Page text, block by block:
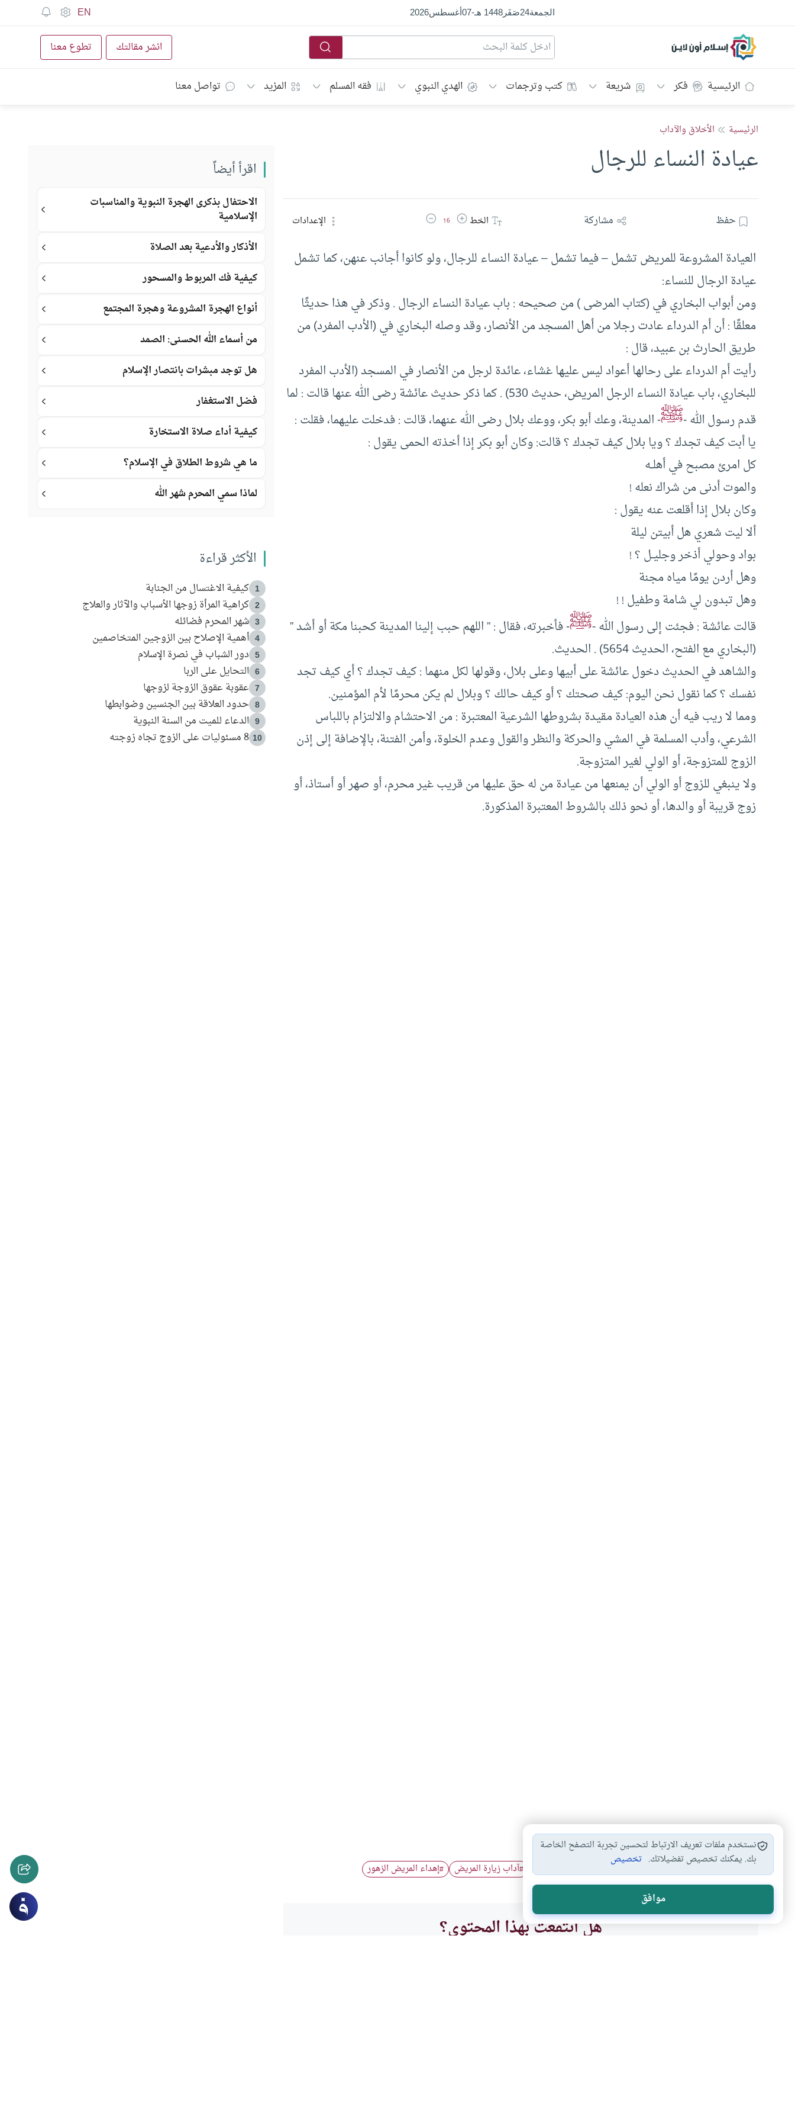
الجمعة24صَفَر1448 هـ -
07أغسطس2026
EN
إسلام أون لاين انشر مقالتك تطوع معنا
الرئيسية فكر شريعة كتب وترجمات الهدي النبوي فقه المسلم المزيد تواصل معنا
الرئيسية الأخلاق والآداب
عيادة النساء للرجال
حفظ مشاركة الخطزيادة حجم الخط
16 تقليل حجم الخط الإعدادات
العيادة المشروعة للمريض تشمل – فيما تشمل – عيادة النساء للرجال، ولو كانوا أجانب عنهن، كما تشمل
عيادة الرجال للنساء:
ومن أبواب البخاري في (كتاب المرضى ) من صحيحه : باب عيادة النساء الرجال . وذكر في هذا حديثًا
معلقًا : أن أم الدرداء عادت رجلا من أهل المسجد من الأنصار، وقد وصله البخاري في (الأدب المفرد) من
طريق الحارث بن عبيد، قال :
رأيت أم الدرداء على رحالها أعواد ليس عليها غشاء، عائدة لرجل من الأنصار في المسجد (الأدب المفرد
للبخاري، باب عيادة النساء الرجل المريض، حديث 530) . كما ذكر حديث عائشة رضى الله عنها قالت : لما
قدم رسول الله -ﷺ- المدينة، وعك أبو بكر، ووعك بلال رضى الله عنهما، قالت : فدخلت عليهما، فقلت :
يا أبت كيف تجدك ؟ ويا بلال كيف تجدك ؟ قالت: وكان أبو بكر إذا أخذته الحمى يقول :
كل امرئ مصبح في أهلــه
والموت أدنى من شراك نعله !
وكان بلال إذا أقلعت عنه يقول :
ألا ليت شعري هل أبيتن ليلة
بواد وحولي أذخر وجليــل ؟ !
وهل أردن يومًا مياه مجنة
وهل تبدون لي شامة وطفيل ! !
قالت عائشة : فجئت إلى رسول الله -ﷺ- فأخبرته، فقال : ” اللهم حبب إلينا المدينة كحبنا مكة أو أشد ”
(البخاري مع الفتح، الحديث 5654) . الحديث.
والشاهد في الحديث دخول عائشة على أبيها وعلى بلال، وقولها لكل منهما : كيف تجدك ؟ أي كيف تجد
نفسك ؟ كما نقول نحن اليوم: كيف صحتك ؟ أو كيف حالك ؟ وبلال لم يكن محرمًا لأم المؤمنين.
ومما لا ريب فيه أن هذه العيادة مقيدة بشروطها الشرعية المعتبرة : من الاحتشام والالتزام باللباس
الشرعي، وأدب المسلمة في المشي والحركة والنظر والقول وعدم الخلوة، وأمن الفتنة، بالإضافة إلى إذن
الزوج للمتزوجة، أو الولي لغير المتزوجة.
ولا ينبغي للزوج أو الولي أن يمنعها من عيادة من له حق عليها من قريب غير محرم، أو صهر أو أستاذ، أو
زوج قريبة أو والدها، أو نحو ذلك بالشروط المعتبرة المذكورة.
فضل عيادة المريض #آداب زيارة المريض #إهداء المريض الزهور
هل انتفعت بهذا المحتوى؟
اقرأ أيضاً
الاحتفال بذكرى الهجرة النبوية والمناسبات
الإسلامية
الأذكار والأدعية بعد الصلاة
كيفية فك المربوط والمسحور
أنواع الهجرة المشروعة وهجرة المجتمع
من أسماء الله الحسنى: الصمد
هل توجد مبشرات بانتصار الإسلام
فضل الاستغفار
كيفية أداء صلاة الاستخارة
ما هي شروط الطلاق في الإسلام؟
لماذا سمي المحرم شهر الله
الأكثر قراءة
1 كيفية الاغتسال من الجنابة
2 كراهية المرأة زوجها الأسباب والآثار والعلاج
3 شهر المحرم فضائله
4 أهمية الإصلاح بين الزوجين المتخاصمين
5 دور الشباب في نصرة الإسلام
6 التحايل على الربا
7 عقوبة عقوق الزوجة لزوجها
8 حدود العلاقة بين الجنسين وضوابطها
9 الدعاء للميت من السنة النبوية
10 8 مسئوليات على الزوج تجاه زوجته
نستخدم ملفات تعريف الارتباط لتحسين تجربة التصفح الخاصة
بك. يمكنك تخصيص تفضيلاتك. تخصيص
موافق